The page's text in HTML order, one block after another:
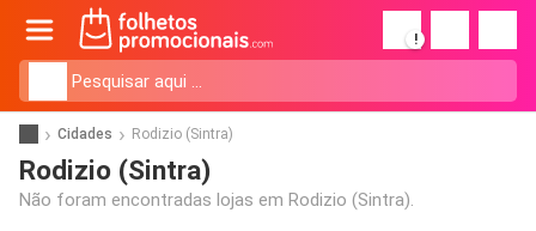
!
Cidades Rodizio (Sintra)
Rodizio (Sintra)
Não foram encontradas lojas em Rodizio (Sintra).